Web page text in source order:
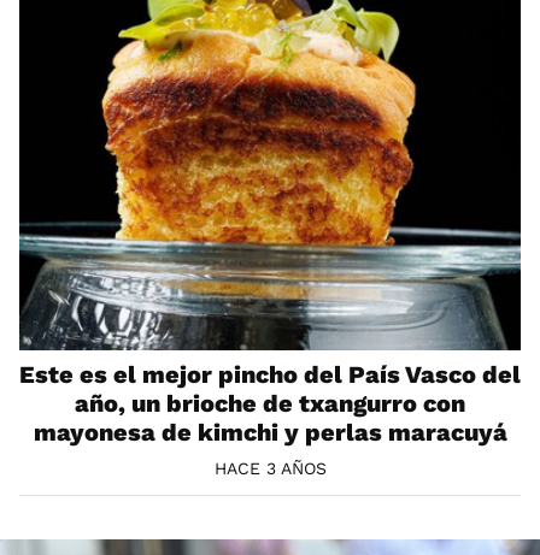
Este es el mejor pincho del País Vasco del
año, un brioche de txangurro con
mayonesa de kimchi y perlas maracuyá
HACE 3 AÑOS